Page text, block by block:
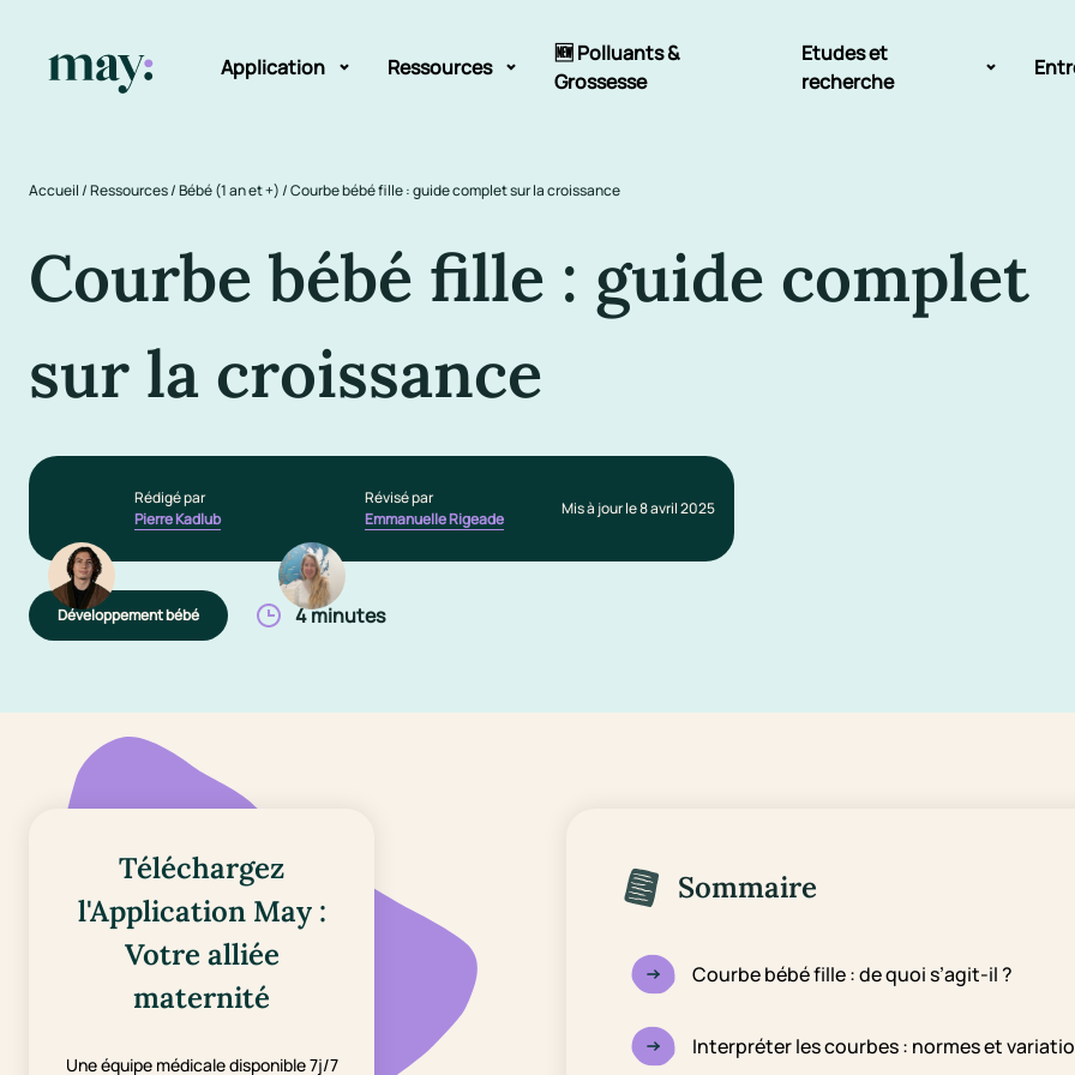
Application
Mission
Ressources
Guide des prénoms
Newsletters
🆕 Polluants &
Grossesse
Etudes et
recherche
Sommeil de l'enfant
Accueil/Ressources/Bébé (1 an et +)/Courbe bébé fille : guide complet sur la croissance
Courbe bébé fille : guide complet
sur la croissance
Rédigé par
Pierre Kadlub
Révisé par
Emmanuelle Rigeade
Mis à jour le 8 avril 2025
Développement bébé 4 minutes
Téléchargez
l'Application May :
Votre alliée
maternité
Une équipe médicale disponible 7j/7
Sommaire
Courbe bébé fille : de quoi s’agit-il ?
Interpréter les courbes : normes et